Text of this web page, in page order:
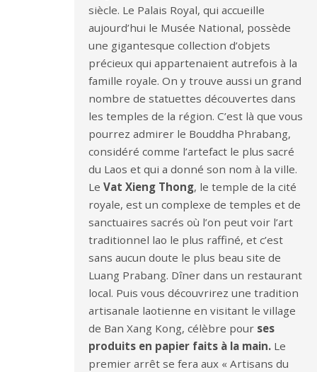
siècle. Le Palais Royal, qui accueille
aujourd’hui le Musée National, possède
une gigantesque collection d’objets
précieux qui appartenaient autrefois à la
famille royale. On y trouve aussi un grand
nombre de statuettes découvertes dans
les temples de la région. C’est là que vous
pourrez admirer le Bouddha Phrabang,
considéré comme l’artefact le plus sacré
du Laos et qui a donné son nom à la ville.
Le Vat Xieng Thong, le temple de la cité
royale, est un complexe de temples et de
sanctuaires sacrés où l’on peut voir l’art
traditionnel lao le plus raffiné, et c’est
sans aucun doute le plus beau site de
Luang Prabang. Dîner dans un restaurant
local. Puis vous découvrirez une tradition
artisanale laotienne en visitant le village
de Ban Xang Kong, célèbre pour ses
produits en papier faits à la main. Le
premier arrêt se fera aux « Artisans du